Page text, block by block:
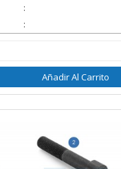
:
:
Añadir Al Carrito